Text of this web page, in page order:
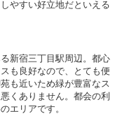
やすい好立地だといえる
新宿三丁目駅周辺。都心
も良好なので、とても便
も近いため緑が豊富なス
くありません。都会の利
エリアです。